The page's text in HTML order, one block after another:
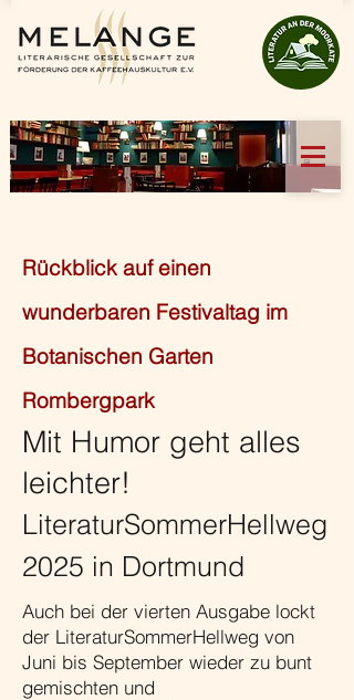
Rückblick auf einen
wunderbaren Festivaltag im
Botanischen Garten
Rombergpark
Mit Humor geht alles
leichter!
LiteraturSommerHellweg
2025 in Dortmund
Auch bei der vierten Ausgabe lockt
der LiteraturSommerHellweg von
Juni bis September wieder zu bunt
gemischten und